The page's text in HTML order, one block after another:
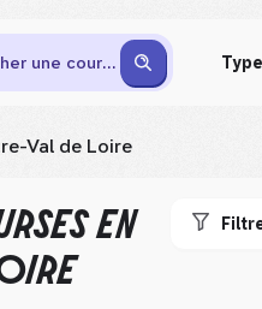
Rechercher une course
Val de Loire
EN